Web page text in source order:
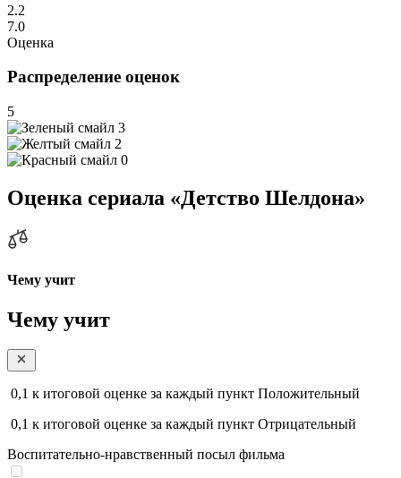
2.2
7.0
Оценка
Распределение оценок
5
3
2
0
Оценка сериала «Детство Шелдона»
Чему учит
Чему учит
0,1 к итоговой оценке за каждый пункт Положительный
0,1 к итоговой оценке за каждый пункт Отрицательный
Воспитательно-нравственный посыл фильма